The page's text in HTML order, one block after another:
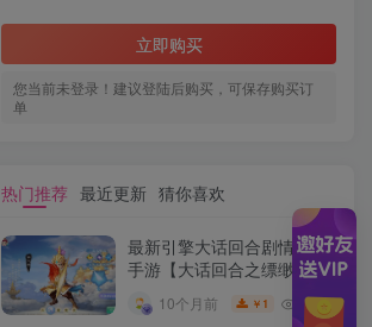
立即购买
您当前未登录！建议登陆后购买，可保存购买订
单
热门推荐 最近更新 猜你喜欢
最新引擎大话回合剧情闯关
手游【大话回合之缥缈西游
内丹版小熊修复版第二季】
GM总运营管理后台安卓苹
10个月前 ￥ 1 10W+